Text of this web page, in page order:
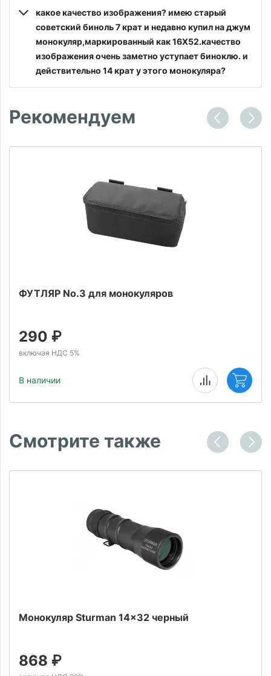
какое качество изображения? имею старый
советский биноль 7 крат и недавно купил на джум
монокуляр,маркированный как 16Х52.качество
изображения очень заметно уступает биноклю. и
действительно 14 крат у этого монокуляра?
Рекомендуем
ФУТЛЯР No.3 для монокуляров
290 ₽
включая НДС 5%
В наличии
Смотрите также
Монокуляр Sturman 14x32 черный
868 ₽